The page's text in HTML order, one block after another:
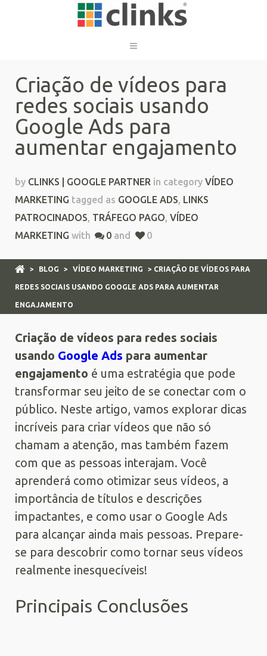
Criação de vídeos para
redes sociais usando
Google Ads para
aumentar engajamento
by CLINKS | GOOGLE PARTNER in category VÍDEO
MARKETING tagged as GOOGLE ADS, LINKS
PATROCINADOS, TRÁFEGO PAGO, VÍDEO
MARKETING with 0 and 0
> BLOG > VÍDEO MARKETING > CRIAÇÃO DE VÍDEOS PARA
REDES SOCIAIS USANDO GOOGLE ADS PARA AUMENTAR
ENGAJAMENTO
Criação de vídeos para redes sociais
usando Google Ads para aumentar
engajamento é uma estratégia que pode
transformar seu jeito de se conectar com o
público. Neste artigo, vamos explorar dicas
incríveis para criar vídeos que não só
chamam a atenção, mas também fazem
com que as pessoas interajam. Você
aprenderá como otimizar seus vídeos, a
importância de títulos e descrições
impactantes, e como usar o Google Ads
para alcançar ainda mais pessoas. Prepare-
se para descobrir como tornar seus vídeos
realmente inesquecíveis!
Principais Conclusões